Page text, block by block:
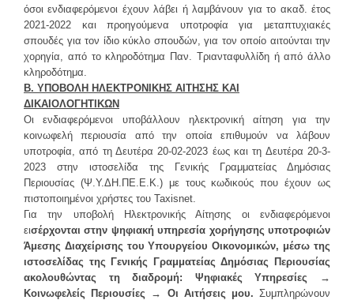
όσοι ενδιαφερόμενοι έχουν λάβει ή λαμβάνουν για το ακαδ. έτος
2021-2022 και προηγούμενα υποτροφία για μεταπτυχιακές
σπουδές για τον ίδιο κύκλο σπουδών, για τον οποίο αιτούνται την
χορηγία, από το κληροδότημα Παν. Τριανταφυλλίδη ή από άλλο
κληροδότημα.
Β. ΥΠΟΒΟΛΗ ΗΛΕΚΤΡΟΝΙΚΗΣ ΑΙΤΗΣΗΣ ΚΑΙ
ΔΙΚΑΙΟΛΟΓΗΤΙΚΩΝ
Οι ενδιαφερόμενοι υποβάλλουν ηλεκτρονική αίτηση για την
κοινωφελή περιουσία από την οποία επιθυμούν να λάβουν
υποτροφία, από τη Δευτέρα 20-02-2023 έως και τη Δευτέρα 20-3-
2023 στην ιστοσελίδα της Γενικής Γραμματείας Δημόσιας
Περιουσίας (Ψ.Υ.ΔΗ.ΠΕ.Ε.Κ.) με τους κωδικούς που έχουν ως
πιστοποιημένοι χρήστες του Taxisnet.
Για την υποβολή Ηλεκτρονικής Αίτησης οι ενδιαφερόμενοι
εισέρχονται στην ψηφιακή υπηρεσία χορήγησης υποτροφιών
Άμεσης Διαχείρισης του Υπουργείου Οικονομικών, μέσω της
ιστοσελίδας της Γενικής Γραμματείας Δημόσιας Περιουσίας
ακολουθώντας τη διαδρομή: Ψηφιακές Υπηρεσίες →
Κοινωφελείς Περιουσίες → Οι Αιτήσεις μου. Συμπληρώνουν